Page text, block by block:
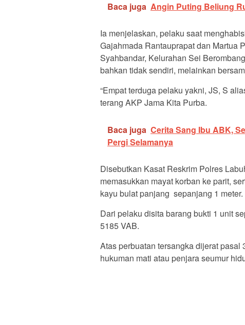
Baca juga Angin Puting Beliung
Ia menjelaskan, pelaku saat
Gajahmada Rantauprapat dan Martua
Syahbandar, Kelurahan Sei
bahkan tidak sendiri, melainkan
“Empat terduga pelaku yakni, JS, S
terang AKP Jama Kita Purba.
Baca juga Cerita Sang Ibu ABK,
Pergi Selamanya
Disebutkan Kasat Reskrim Polres
memasukkan mayat korban ke parit,
kayu bulat panjang sepanjang 1 meter.
Dari pelaku disita barang bukti 1 unit
5185 VAB.
Atas perbuatan tersangka dijerat
hukuman mati atau penjara seumur